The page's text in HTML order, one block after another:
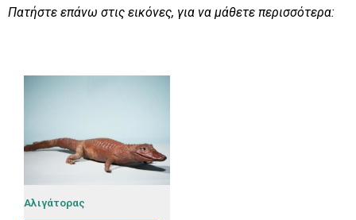
Πατήστε επάνω στις εικόνες, για να μάθετε περισσότερα:
Αλιγάτορας